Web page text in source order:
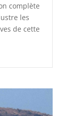
complète
les
de cette